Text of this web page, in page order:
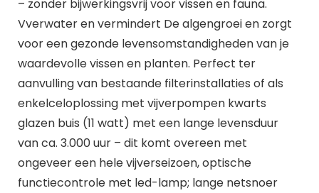
– zonder bijwerkingsvrij voor vissen en fauna.
Vverwater en vermindert De algengroei en zorgt
voor een gezonde levensomstandigheden van je
waardevolle vissen en planten. Perfect ter
aanvulling van bestaande filterinstallaties of als
enkelceloplossing met vijverpompen kwarts
glazen buis (11 watt) met een lange levensduur
van ca. 3.000 uur – dit komt overeen met
ongeveer een hele vijverseizoen, optische
functiecontrole met led-lamp; lange netsnoer